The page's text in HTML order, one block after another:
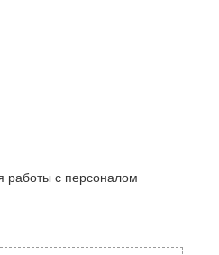
работы с персоналом